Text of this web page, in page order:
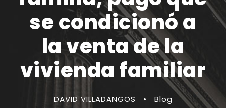
se condicionó a
la venta de la
vivienda familiar
DAVID VILLADANGOS •
Blog